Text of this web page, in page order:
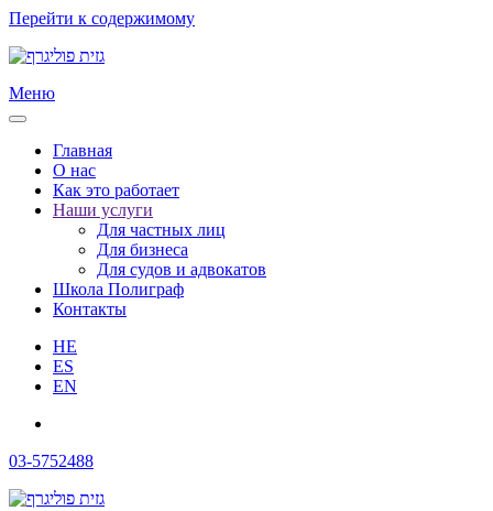
Перейти к содержимому
Меню
Главная
О нас
Как это работает
Наши услуги
Для частных лиц
Для бизнеса
Для судов и адвокатов
Школа Полиграф
Контакты
HE
ES
EN
03-5752488